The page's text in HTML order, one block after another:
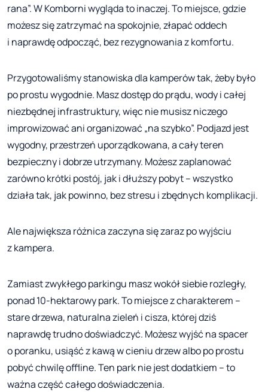
rana”. W Komborni wygląda to inaczej. To miejsce, gdzie
możesz się zatrzymać na spokojnie, złapać oddech
i naprawdę odpocząć, bez rezygnowania z komfortu.
Przygotowaliśmy stanowiska dla kamperów tak, żeby było
po prostu wygodnie. Masz dostęp do prądu, wody i całej
niezbędnej infrastruktury, więc nie musisz niczego
improwizować ani organizować „na szybko”. Podjazd jest
wygodny, przestrzeń uporządkowana, a cały teren
bezpieczny i dobrze utrzymany. Możesz zaplanować
zarówno krótki postój, jak i dłuższy pobyt – wszystko
działa tak, jak powinno, bez stresu i zbędnych komplikacji.
Ale największa różnica zaczyna się zaraz po wyjściu
z kampera.
Zamiast zwykłego parkingu masz wokół siebie rozległy,
ponad 10-hektarowy park. To miejsce z charakterem –
stare drzewa, naturalna zieleń i cisza, której dziś
naprawdę trudno doświadczyć. Możesz wyjść na spacer
o poranku, usiąść z kawą w cieniu drzew albo po prostu
pobyć chwilę offline. Ten park nie jest dodatkiem – to
ważna część całego doświadczenia.